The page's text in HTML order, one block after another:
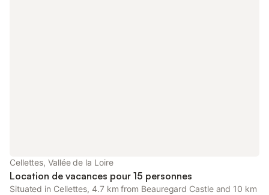
Cellettes, Vallée de la Loire
Location de vacances pour 15 personnes
Situated in Cellettes, 4.7 km from Beauregard Castle and 10 km